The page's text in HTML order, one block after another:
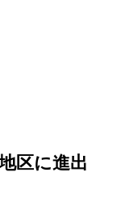
区に進出